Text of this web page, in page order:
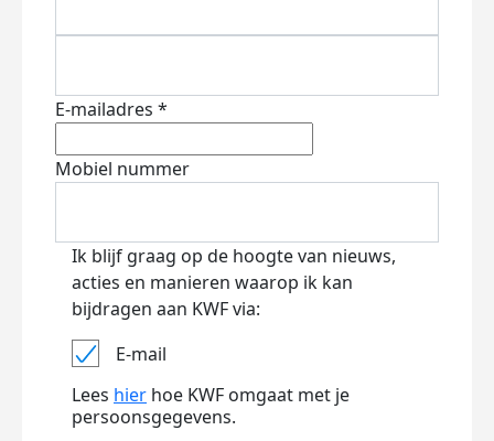
E-mailadres *
Mobiel nummer
Ik blijf graag op de hoogte van nieuws,
acties en manieren waarop ik kan
bijdragen aan KWF via:
E-mail
Lees hier hoe KWF omgaat met je
persoonsgegevens.